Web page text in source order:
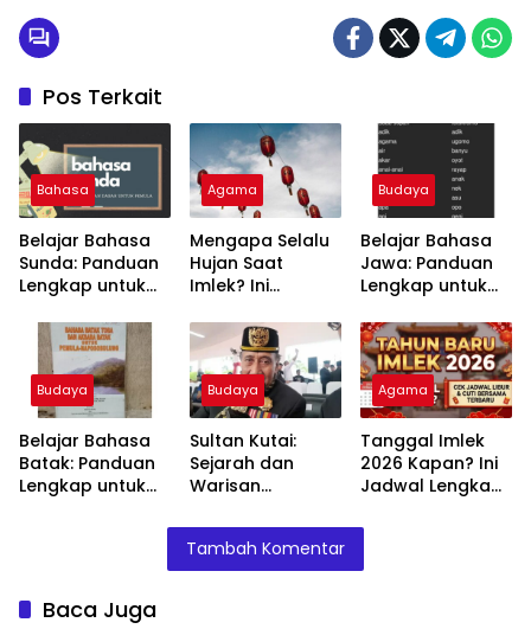
Pos Terkait
Bahasa
Belajar Bahasa
Sunda: Panduan
Lengkap untuk
Agama
Mengapa Selalu
Hujan Saat
Imlek? Ini
dan Maknanya
Budaya
Belajar Bahasa
Jawa: Panduan
Lengkap untuk
Budaya
Belajar Bahasa
Batak: Panduan
Lengkap untuk
Budaya
Sultan Kutai:
Sejarah dan
Warisan
Mengagumkan
Agama
Tanggal Imlek
2026 Kapan? Ini
Jadwal Lengkap
Tambah Komentar
Baca Juga